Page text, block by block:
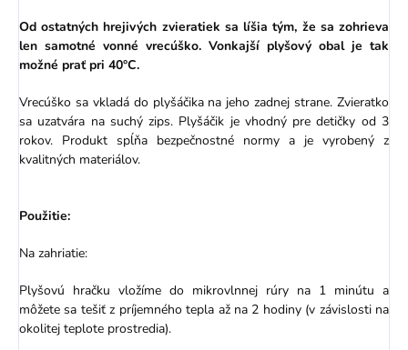
Od ostatných hrejivých zvieratiek sa líšia tým, že sa zohrieva
len samotné vonné vrecúško. Vonkajší plyšový obal je tak
možné prať pri 40°C.
Vrecúško sa vkladá do plyšáčika na jeho zadnej strane. Zvieratko
sa uzatvára na suchý zips. Plyšáčik je vhodný pre detičky od 3
rokov. Produkt spĺňa bezpečnostné normy a je vyrobený z
kvalitných materiálov.
Použitie:
Na zahriatie:
Plyšovú hračku vložíme do mikrovlnnej rúry na 1 minútu a
môžete sa tešiť z príjemného tepla až na 2 hodiny (v závislosti na
okolitej teplote prostredia).